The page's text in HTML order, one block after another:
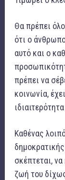
Θα πρέπει
ότι ο
αυτό και ο
πρέπει να
κοινωνία,
Καθένας
σκέπτεται, να
ζωή του